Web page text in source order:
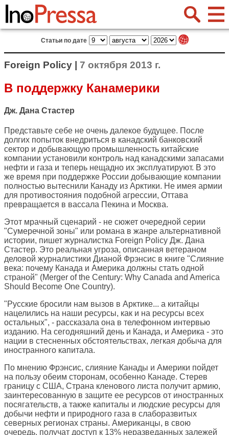
Статьи по дате
Foreign Policy | 7 октября 2013 г.
В поддержку Канамерики
Дж. Дана Стастер
Представьте себе не очень далекое будущее. После
долгих попыток внедриться в канадский банковский
сектор и добывающую промышленность китайские
компании установили контроль над канадскими запасами
нефти и газа и теперь нещадно их эксплуатируют. В это
же время при поддержке России добывающие компании
полностью вытеснили Канаду из Арктики. Не имея армии
для противостояния подобной агрессии, Оттава
превращается в вассала Пекина и Москва.
Этот мрачный сценарий - не сюжет очередной серии
"Сумеречной зоны" или романа в жанре альтернативной
истории, пишет журналистка Foreign Policy Дж. Дана
Стастер. Это реальная угроза, описанная ветераном
деловой журналистики Дианой Фрэнсис в книге "Слияние
века: почему Канада и Америка должны стать одной
страной" (Merger of the Century: Why Canada and America
Should Become One Country).
"Русские бросили нам вызов в Арктике... а китайцы
нацелились на наши ресурсы, как и на ресурсы всех
остальных", - рассказала она в телефонном интервью
изданию. На сегодняшний день и Канада, и Америка - это
нации в стесненных обстоятельствах, легкая добыча для
иностранного капитала.
По мнению Фрэнсис, слияние Канады и Америки пойдет
на пользу обеим сторонам, особенно Канаде. Стерев
границу с США, Страна кленового листа получит армию,
заинтересованную в защите ее ресурсов от иностранных
посягательств, а также капиталы и людские ресурсы для
добычи нефти и природного газа в слаборазвитых
северных регионах страны. Американцы, в свою
очередь, получат доступ к 13% неразведанных залежей